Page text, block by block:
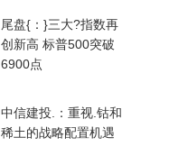
尾盘{：}三大?指数再
创新高 标普500突破
6900点
中信建投.：重视.钴和
稀土的战略配置机遇